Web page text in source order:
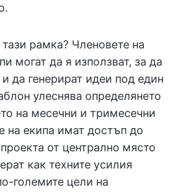
рамка? Членовете на
могат да я използват, за да
да генерират идеи под един
улеснява определянето
на месечни и тримесечни
на екипа имат достъп до
от централно място
как техните усилия
големите цели на